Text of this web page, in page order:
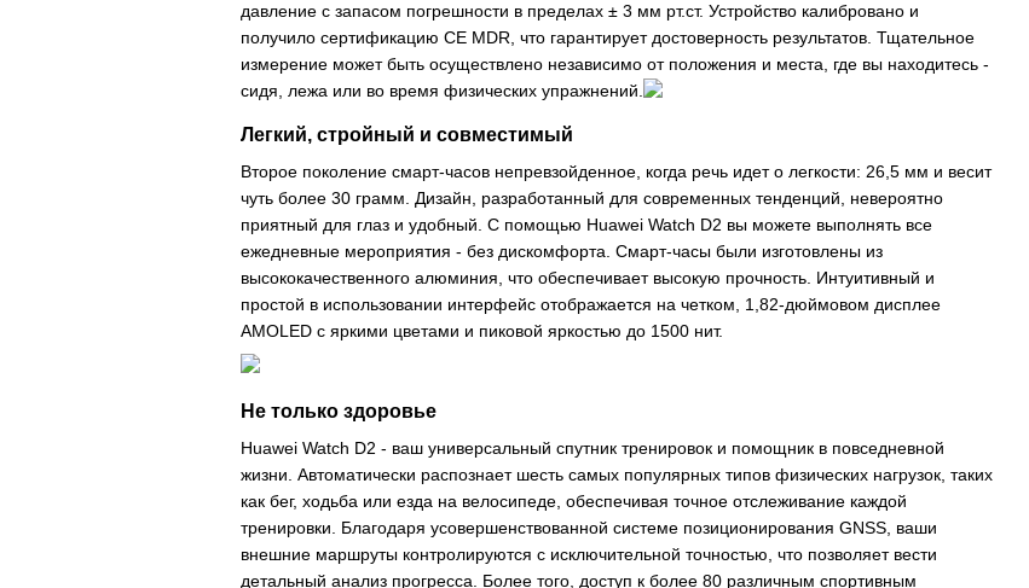
давление с запасом погрешности в пределах ± 3 мм рт.ст. Устройство калибровано и
получило сертификацию CE MDR, что гарантирует достоверность результатов. Тщательное
измерение может быть осуществлено независимо от положения и места, где вы находитесь -
сидя, лежа или во время физических упражнений.
Легкий, стройный и совместимый
Второе поколение смарт-часов непревзойденное, когда речь идет о легкости: 26,5 мм и весит
чуть более 30 грамм. Дизайн, разработанный для современных тенденций, невероятно
приятный для глаз и удобный. С помощью Huawei Watch D2 вы можете выполнять все
ежедневные мероприятия - без дискомфорта. Смарт-часы были изготовлены из
высококачественного алюминия, что обеспечивает высокую прочность. Интуитивный и
простой в использовании интерфейс отображается на четком, 1,82-дюймовом дисплее
AMOLED с яркими цветами и пиковой яркостью до 1500 нит.
Не только здоровье
Huawei Watch D2 - ваш универсальный спутник тренировок и помощник в повседневной
жизни. Автоматически распознает шесть самых популярных типов физических нагрузок, таких
как бег, ходьба или езда на велосипеде, обеспечивая точное отслеживание каждой
тренировки. Благодаря усовершенствованной системе позиционирования GNSS, ваши
внешние маршруты контролируются с исключительной точностью, что позволяет вести
детальный анализ прогресса. Более того, доступ к более 80 различным спортивным